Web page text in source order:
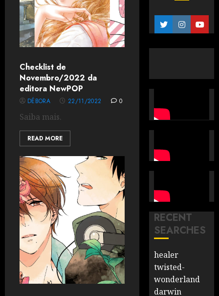
Checklist de
Novembro/2022 da
editora NewPOP
DÉBORA 22/11/2022 0
Saiba mais.
READ MORE
RECENT
SEARCHES
healer
twisted-
wonderland
darwin